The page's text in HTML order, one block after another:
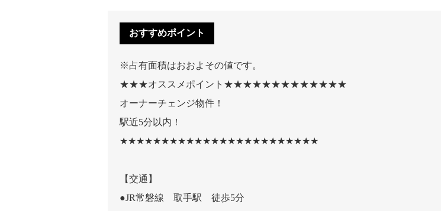
おすすめポイント
※占有面積はおおよその値です。
★★★オススメポイント★★★★★★★★★★★★★
オーナーチェンジ物件！
駅近5分以内！
★★★★★★★★★★★★★★★★★★★★★★★★
【交通】
●JR常磐線 取手駅 徒歩5分